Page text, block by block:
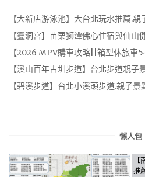
【大新店游泳池】大台北玩水推薦.
【靈洞宮】苗栗獅潭佛心住宿與仙山
【2026 MPV購車攻略||箱型休旅車
【溪山百年古圳步道】台北步道親子
【碧溪步道】台北小溪頭步道.親子
懶人包
推